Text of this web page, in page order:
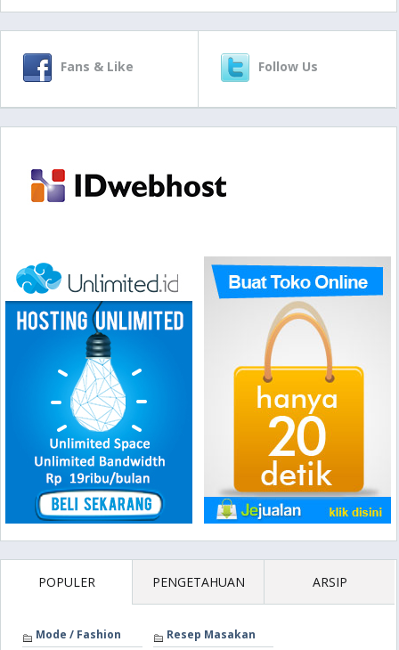
Fans & Like Follow Us
POPULER PENGETAHUAN ARSIP
Mode / Fashion
Resep Masakan